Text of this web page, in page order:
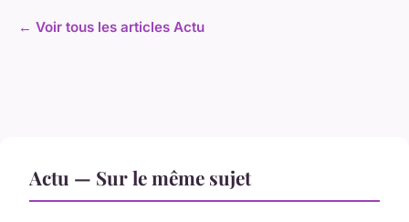
← Voir tous les articles Actu
Actu — Sur le même sujet